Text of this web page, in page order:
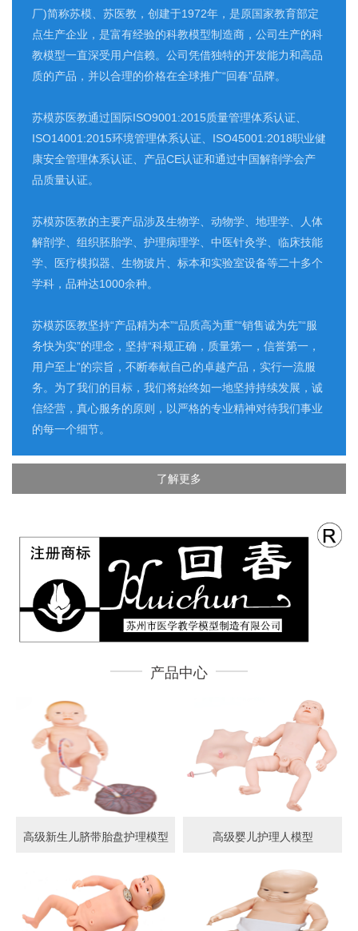
厂)简称苏模、苏医教，创建于1972年，是原国家教育部定
点生产企业，是富有经验的科教模型制造商，公司生产的科
教模型一直深受用户信赖。公司凭借独特的开发能力和高品
质的产品，并以合理的价格在全球推广“回春”品牌。
苏模苏医教通过国际ISO9001:2015质量管理体系认证、
ISO14001:2015环境管理体系认证、ISO45001:2018职业健
康安全管理体系认证、产品CE认证和通过中国解剖学会产
品质量认证。
苏模苏医教的主要产品涉及生物学、动物学、地理学、人体
解剖学、组织胚胎学、护理病理学、中医针灸学、临床技能
学、医疗模拟器、生物玻片、标本和实验室设备等二十多个
学科，品种达1000余种。
苏模苏医教坚持“产品精为本”“品质高为重”“销售诚为先”“服
务快为实”的理念，坚持“科规正确，质量第一，信誉第一，
用户至上”的宗旨，不断奉献自己的卓越产品，实行一流服
务。为了我们的目标，我们将始终如一地坚持持续发展，诚
信经营，真心服务的原则，以严格的专业精神对待我们事业
的每一个细节。
了解更多
产品中心
高级新生儿脐带胎盘护理模型 高级婴儿护理人模型